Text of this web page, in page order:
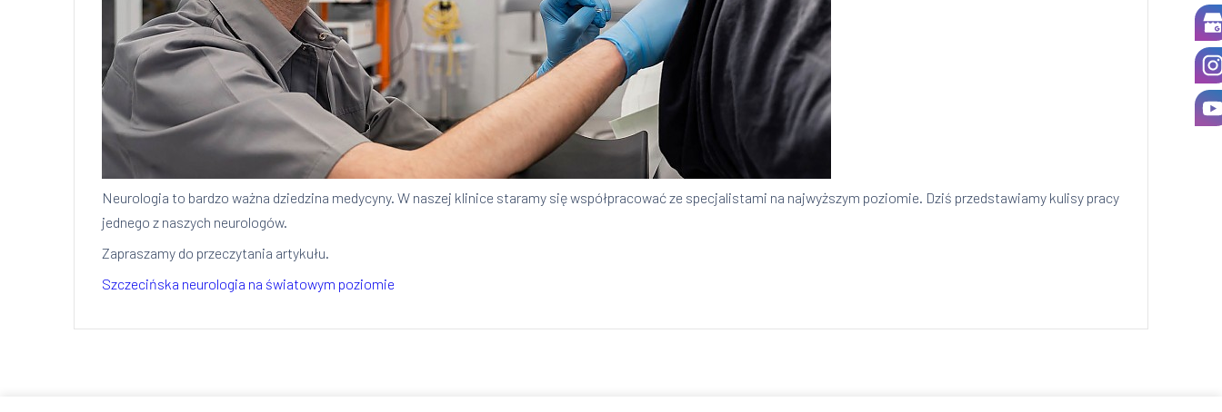
Neurologia to bardzo ważna dziedzina medycyny. W naszej klinice staramy się współpracować ze specjalistami na najwyższym poziomie. Dziś przedstawiamy kulisy pracy
jednego z naszych neurologów.
Zapraszamy do przeczytania artykułu.
Szczecińska neurologia na światowym poziomie